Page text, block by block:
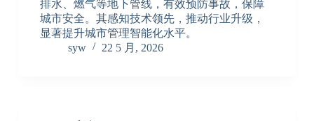
排水、燃气等地下管线，有效预防事故，保障
城市安全。其感知技术领先，推动行业升级，
显著提升城市管理智能化水平。
syw
22 5 月, 2026